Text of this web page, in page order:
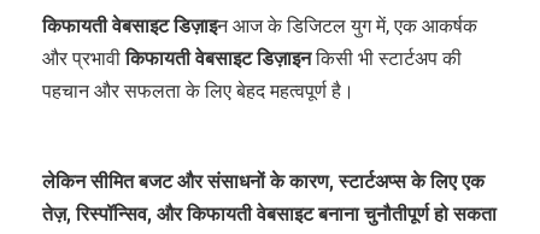
किफायती वेबसाइट डिज़ाइनआज के डिजिटल युग में, एक आकर्षक
और प्रभावीकिफायती वेबसाइट डिज़ाइनकिसी भी स्टार्टअप की
पहचान और सफलता के लिए बेहद महत्वपूर्ण है।
लेकिन सीमित बजट और संसाधनों के कारण, स्टार्टअप्स के लिए एक
तेज़, रिस्पॉन्सिव, और किफायती वेबसाइट बनाना चुनौतीपूर्ण हो सकता